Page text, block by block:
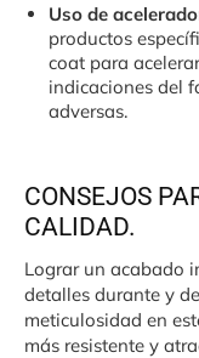
Uso de
productos
coat para
indicaciones del
adversas.
CONSEJOS
CALIDAD.
Lograr un acabado
detalles durante y
meticulosidad en
más resistente y